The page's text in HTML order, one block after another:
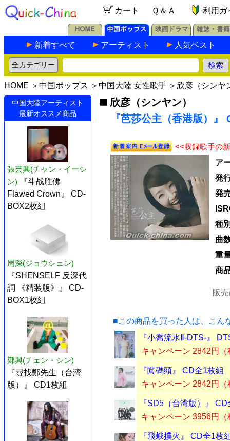
カート Ｑ＆Ａ 利用ガ
新着すべて アーティスト 人気ベスト
HOME ＞ 中国ポップス ＞ 中国大陸 女性歌手 ＞ 欣彦（シンヤ
中国大陸アーティスト
最新オススメ商品
張芸興(チャン・イーシ
ン)
『斗战胜佛
Flawed Crown』 CD-
BOX2枚組
周深(ジョウシェン)
『SHENSELF 反深代
詞 《精装版》』 CD-
BOX1枚組
鄭興(チェン・シン)
『尋找鄭先生（台湾
版）』 CD1枚組
欣彦（シンヤン）
『芭莎公主（香港版）』
<<収録歌手の
ア
発
発
種
曲
重
商
販
■この商品を買った人は、こん
『小喬流水Ⅱ-DTS-』
キャンペーン 2842円（
『闖碼頭』 CD全1枚組
キャンペーン 2842円（
『SD5（台湾版）』
キャンペーン 3956円（
『飛蛾撲火』 CD全1枚